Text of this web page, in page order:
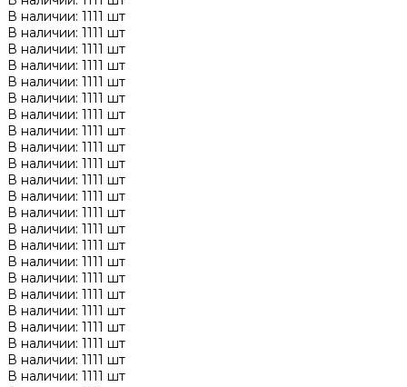
В наличии: 1111 шт
В наличии: 1111 шт
В наличии: 1111 шт
В наличии: 1111 шт
В наличии: 1111 шт
В наличии: 1111 шт
В наличии: 1111 шт
В наличии: 1111 шт
В наличии: 1111 шт
В наличии: 1111 шт
В наличии: 1111 шт
В наличии: 1111 шт
В наличии: 1111 шт
В наличии: 1111 шт
В наличии: 1111 шт
В наличии: 1111 шт
В наличии: 1111 шт
В наличии: 1111 шт
В наличии: 1111 шт
В наличии: 1111 шт
В наличии: 1111 шт
В наличии: 1111 шт
В наличии: 1111 шт